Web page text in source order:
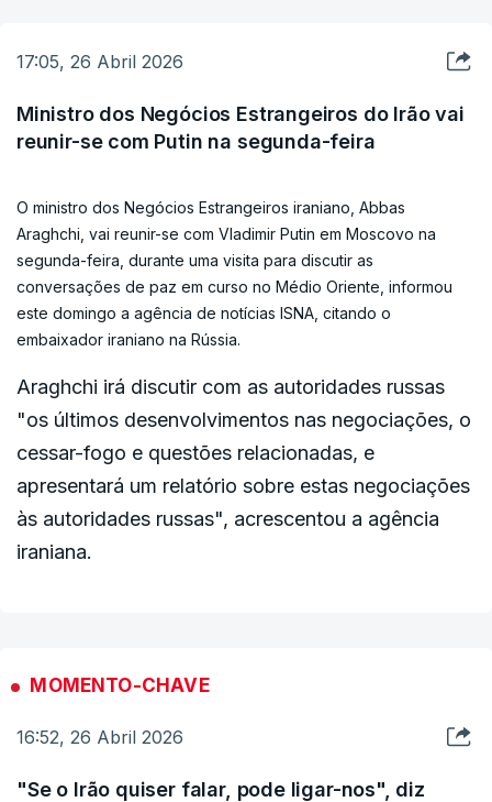
Washington entre representantes dos dois países.
Além disso, acusou o Governo libanês de inação
face aos bombardeamentos e denunciou os
continuar operações militares no país.
Segundo o acordo em vigor, Israel reserva-se o
direito de atacar alvos do Hezbollah para impedir
A escalada atual ocorre num cenário de tensões
prolongadas na fronteira israelo-libanesa, com
trocas regulares de ataques desde o reinício das
hostilidades em março.
17:05, 26 Abril 2026
Ministro dos Negócios Estrangeiros do Irão vai
reunir-se com Putin na segunda-feira
O ministro dos Negócios Estrangeiros iraniano, Abbas
Araghchi, vai reunir-se com Vladimir Putin em Moscovo na
segunda-feira, durante uma visita para discutir as
conversações de paz em curso no Médio Oriente, informou
este domingo a agência de notícias ISNA, citando o
embaixador iraniano na Rússia.
Araghchi irá discutir com as autoridades russas
"os últimos desenvolvimentos nas negociações, o
cessar-fogo e questões relacionadas, e
apresentará um relatório sobre estas negociações
às autoridades russas", acrescentou a agência
iraniana.
MOMENTO-CHAVE
16:52, 26 Abril 2026
"Se o Irão quiser falar, pode ligar-nos", diz